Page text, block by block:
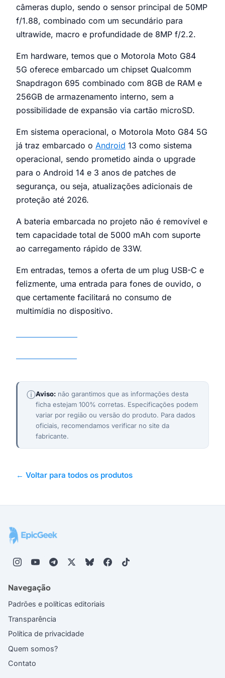
câmeras duplo, sendo o sensor principal de 50MP
f/1.88, combinado com um secundário para
ultrawide, macro e profundidade de 8MP f/2.2.
Em hardware, temos que o Motorola Moto G84
5G oferece embarcado um chipset Qualcomm
Snapdragon 695 combinado com 8GB de RAM e
256GB de armazenamento interno, sem a
possibilidade de expansão via cartão microSD.
Em sistema operacional, o Motorola Moto G84 5G
já traz embarcado o Android 13 como sistema
operacional, sendo prometido ainda o upgrade
para o Android 14 e 3 anos de patches de
segurança, ou seja, atualizações adicionais de
proteção até 2026.
A bateria embarcada no projeto não é removível e
tem capacidade total de 5000 mAh com suporte
ao carregamento rápido de 33W.
Em entradas, temos a oferta de um plug USB-C e
felizmente, uma entrada para fones de ouvido, o
que certamente facilitará no consumo de
multimídia no dispositivo.
ⓘAviso:não garantimos que as informações desta
ficha estejam 100% corretas. Especificações podem
variar por região ou versão do produto. Para dados
oficiais, recomendamos verificar no site da
fabricante.
← Voltar para todos os produtos
Navegação
Padrões e políticas editoriais
Transparência
Política de privacidade
Quem somos?
Contato